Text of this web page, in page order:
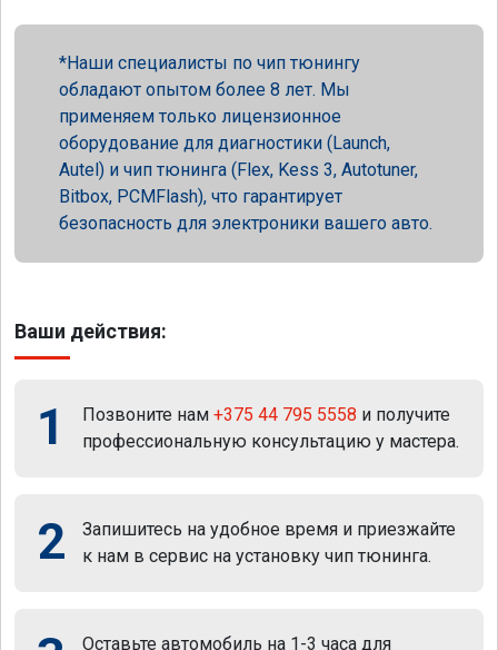
Наши специалисты по чип тюнингу
обладают опытом более 8 лет. Мы
применяем только лицензионное
оборудование для диагностики (Launch,
Autel) и чип тюнинга (Flex, Kess 3, Autotuner,
Bitbox, PCMFlash), что гарантирует
безопасность для электроники вашего авто.
Ваши действия:
1 Позвоните нам +375 44 795 5558 и получите
профессиональную консультацию у мастера.
2
Запишитесь на удобное время и приезжайте
к нам в сервис на установку чип тюнинга.
Оставьте автомобиль на 1-3 часа для